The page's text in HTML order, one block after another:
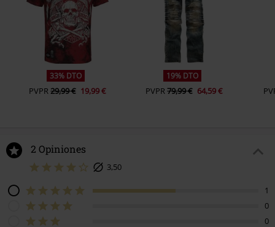
33% DTO
PVPR29,99 € 19,99 €
19% DTO
PVPR79,99 € 64,59 €
2 Opiniones
3,50
1
0
0